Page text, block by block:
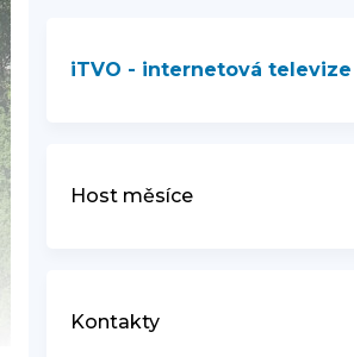
iTVO - internetová televize
Host měsíce
Kontakty